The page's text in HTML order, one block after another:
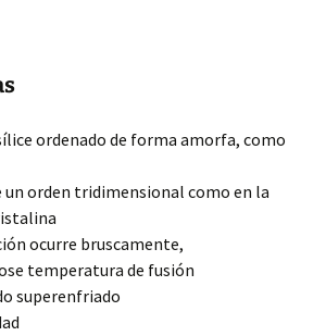
ordenado de forma amorfa, como
un orden tridimensional como en la
ocurre bruscamente,
temperatura de fusión
superenfriado